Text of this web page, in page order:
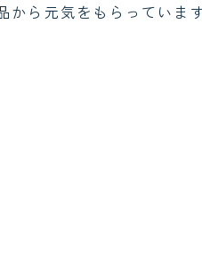
から元気をもらっていま